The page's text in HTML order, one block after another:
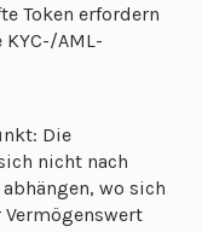
Token erfordern
AML-
Die
nicht nach
wo sich